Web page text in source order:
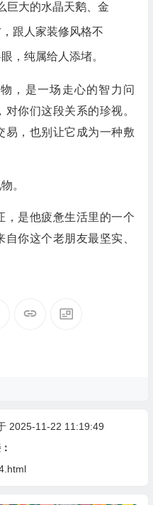
巨大的水晶天鹅、金
跟人家装修风格不
，纯属给人添堵。
，是一场走心的智力问
你们这段关系的珍视。
易，也别让它成为一种敷
。
，是他疲惫生活里的一个
你这个老朋友最坚实、
2025-11-22 11:19:49